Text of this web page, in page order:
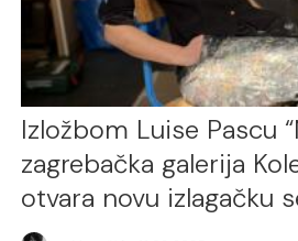
Izložbom Luise Pascu
zagrebačka galerija
otvara novu izlagačku